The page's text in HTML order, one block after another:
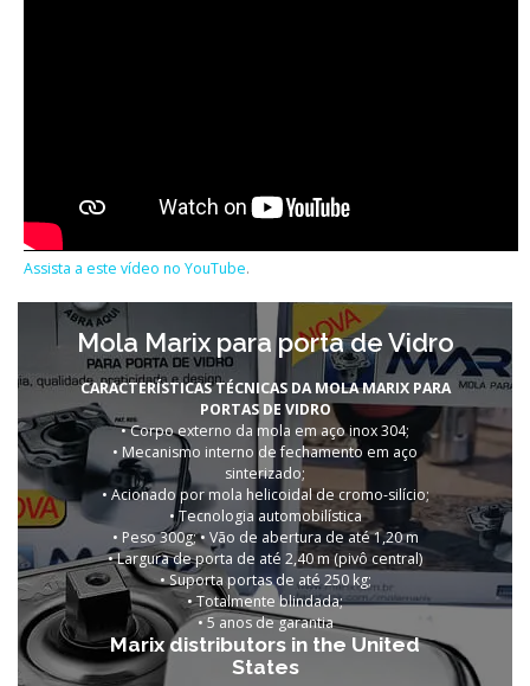
Assista a este vídeo no YouTube.
Mola Marix para porta de Vidro
CARACTERÍSTICAS TÉCNICAS DA MOLA MARIX PARA
PORTAS DE VIDRO
• Corpo externo da mola em aço inox 304;
• Mecanismo interno de fechamento em aço
sinterizado;
• Acionado por mola helicoidal de cromo-silício;
• Tecnologia automobilística
• Peso 300g; • Vão de abertura de até 1,20 m
• Largura de porta de até 2,40 m (pivô central)
• Suporta portas de até 250 kg;
• Totalmente blindada;
• 5 anos de garantia
Marix distributors in the United
States